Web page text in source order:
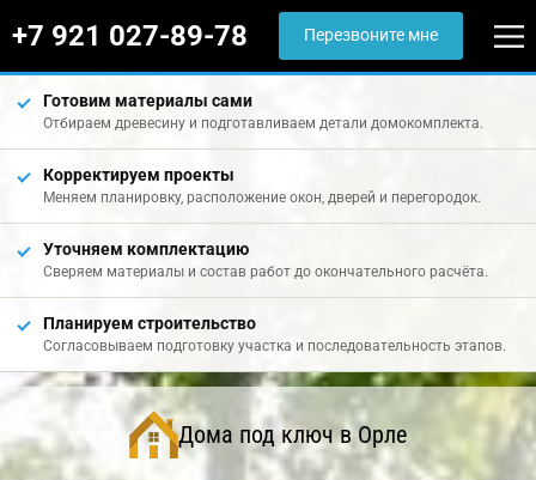
+7 921 027-89-78 Перезвоните мне
Готовим материалы сами
Отбираем древесину и подготавливаем детали домокомплекта.
Корректируем проекты
Меняем планировку, расположение окон, дверей и перегородок.
Уточняем комплектацию
Сверяем материалы и состав работ до окончательного расчёта.
Планируем строительство
Согласовываем подготовку участка и последовательность этапов.
Дома под ключ в Орле